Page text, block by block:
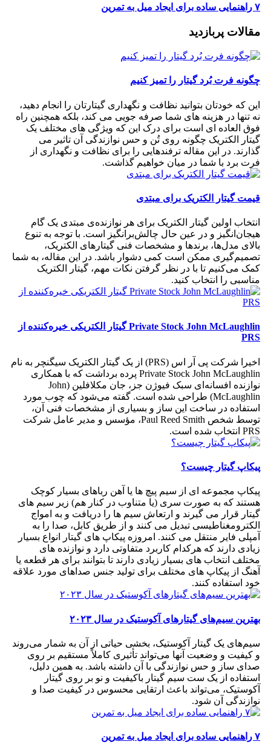
۷ راهنمایی ساده برای ایجاد میل به تمرین
مقالات پربازدید
چگونه فرت بُرد گیتار را تمیز کنیم
این که خودتان بتوانید نظافت و نگهداری گیتارتان را انجام دهید،
نه تنها در هزینه های شما صرفه جویی می کند، بلکه همچنین راه
فوق العاده ای است برای درک این که ویژگی های مختلف یک
گیتار الکتریک چگونه روی تُن و حس نوازندگی آن تاثیر می
گذارند. در این مقاله ترفندهایی را برای نظافت و نگهداری از
فرت برد با شما در میان خواهیم گذاشت.
قیمت گیتار الکتریک برای مبتدی
انتخاب اولین گیتار الکتریک برای هر نوازنده‌ی مبتدی یک گام
هیجان‌انگیز و در عین حال چالش‌برانگیز است. با توجه به تنوع
بالای مدل‌ها، برندها و مشخصات فنی گیتارهای الکتریک،
تصمیم‌گیری ممکن است کمی دشوار باشد. در این مقاله، به شما
کمک می‌کنیم تا با در نظر گرفتن نکات مهم، گیتار الکتریک
مناسبی را انتخاب کنید.
Private Stock John McLaughlin گیتار الکتریکی خیره‌کننده از
PRS
اخیرا شرکت پی آر اس (PRS) از یک گیتار الکتریک سیگنچر به نام
Private Stock John McLaughlin پرده برداشت که با همکاری
نوازنده افسانه‌ای سبک فیوژن جز، جان مکلافلین (John
McLaughlin) طراحی شده است. گفته می‌شود که چوب مورد
استفاده در ساخت این ساز و بسیاری از مشخصات فنی آن،
توسط شخص Paul Reed Smith، مؤسس و مدیر عامل شرکت
PRS انتخاب شده است.
پیکاپ گیتار چیست؟
پیکاپ مجموعه ای از سیم پیچ ها یا آهن رباهای بسیار کوچک
هستند که به صورت سری (یا متناوب در کنار هم) زیر سیم های
گیتار قرار می گیرند و ارتعاش سیم ها را دریافت و به امواج
الکترومغناطیسی تبدیل می کنند و از طریق کابل، صدا را به
آمپلی فایر منتقل می کنند. امروزه پیکاپ های گیتار انواع بسیار
زیادی دارند که هرکدام کاربرد متفاوتی دارد و نوازنده های
مختلف انتخاب های بسیار زیادی دارند تا بتوانند برای هر قطعه یا
آهنگ از پیکاپ های مختلف برای تولید جنس صداهای مورد علاقه
خود استفاده کنند.
بهترین سیم‌های گیتارهای آکوستیک در سال ۲۰۲۳
سیم‌های یک گیتار آکوستیک، بخشی حیاتی از آن به شمار می‌روند
و کیفیت و وضعیت آنها می‌تواند تأثیری کاملاً مستقیم بر روی
صدای ساز و حس نوازندگی با آن داشته باشد. به همین دلیل،
استفاده از یک ست سیم گیتار باکیفیت و نو بر روی گیتار
آکوستیک، می‌تواند باعث ارتقایی محسوس در کیفیت صدا و
نوازندگی آن شود.
۷ راهنمایی ساده برای ایجاد میل به تمرین